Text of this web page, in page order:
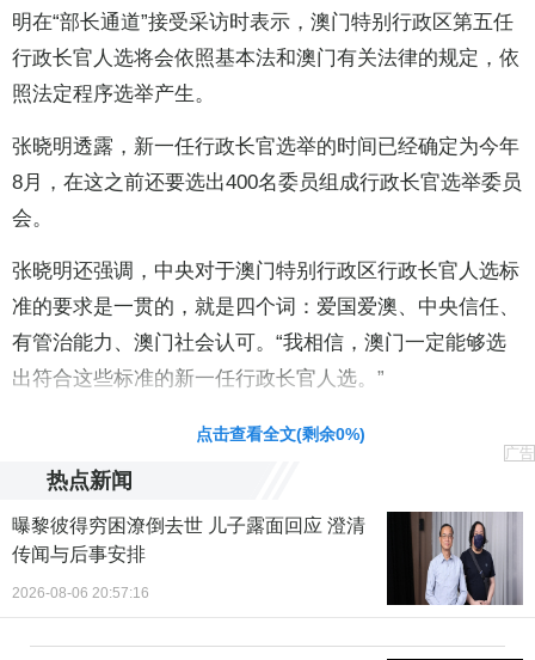
明在“部长通道”接受采访时表示，澳门特别行政区第五任
行政长官人选将会依照基本法和澳门有关法律的规定，依
照法定程序选举产生。
张晓明透露，新一任行政长官选举的时间已经确定为今年
8月，在这之前还要选出400名委员组成行政长官选举委员
会。
张晓明还强调，中央对于澳门特别行政区行政长官人选标
准的要求是一贯的，就是四个词：爱国爱澳、中央信任、
有管治能力、澳门社会认可。“我相信，澳门一定能够选
出符合这些标准的新一任行政长官人选。”
责任编辑：卢书敏 CN069
点击查看全文(剩余0%)
广告
热点新闻
曝黎彼得穷困潦倒去世 儿子露面回应 澄清
传闻与后事安排
2026-08-06 20:57:16